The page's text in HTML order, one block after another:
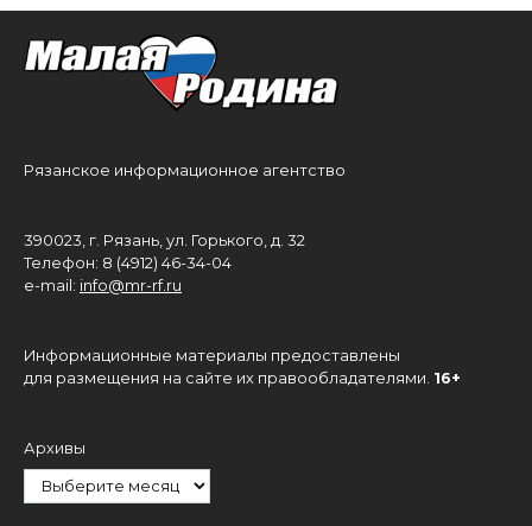
Рязанское информационное агентство
390023, г. Рязань, ул. Горького, д. 32
Телефон: 8 (4912) 46-34-04
e-mail: info@mr-rf.ru
Информационные материалы предоставлены
для размещения на сайте их правообладателями. 16+
Архивы